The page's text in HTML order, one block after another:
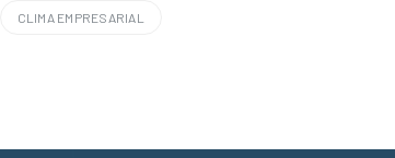
CLIMA EMPRESARIAL